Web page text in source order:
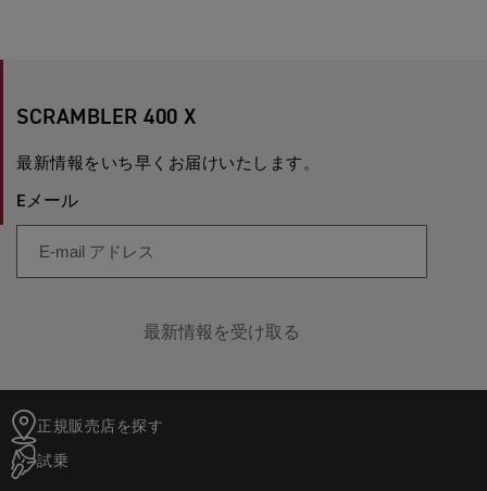
SCRAMBLER 400 X
最新情報をいち早くお届けいたします。
Eメール
最新情報を受け取る
正規販売店を探す
試乗